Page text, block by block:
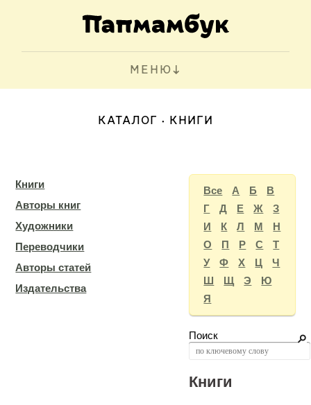
МЕНЮ
КАТАЛОГ КНИГИ
Книги
Авторы книг
Художники
Переводчики
Авторы статей
Издательства
Все А Б
В
Г
Д Е Ж
З
И
К Л М
Н
О
П Р С
Т
У
Ф Х Ц
Ч
Ш
Щ Э
Ю
Я
Поиск
Книги